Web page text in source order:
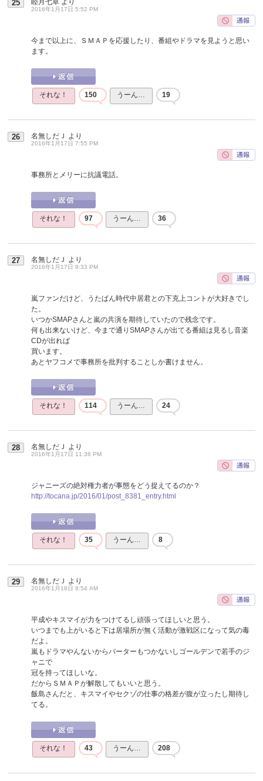
25
2016年1月17日 5:52 PM
今まで以上に、ＳＭＡＰを応援したり、番組やドラマを見ようと思い
ます。
それな！ 150 うーん… 19
26 名無しだＪ より
2016年1月17日 7:55 PM
事務所とメリーに抗議電話。
それな！ 97 うーん… 36
27 名無しだＪ より
2016年1月17日 9:33 PM
嵐ファンだけど、うたばん時代中居君との下克上コントが大好きでし
た。
いつかSMAPさんと嵐の共演を期待していたので残念です。
何も出来ないけど、今まで通りSMAPさんが出てる番組は見るし音楽
CDが出れば
買います。
あとヤフコメで事務所を批判することしか書けません。
それな！ 114 うーん… 24
28 名無しだＪ より
2016年1月17日 11:36 PM
ジャニーズの絶対権力者が事態をどう捉えてるのか？
http://tocana.jp/2016/01/post_8381_entry.html
それな！ 35 うーん… 8
29 名無しだＪ より
2016年1月18日 8:54 AM
平成やキスマイが力をつけてるし頑張ってほしいと思う。
いつまでも上がいると下は居場所が無く活動が激戦区になって気の毒
だよ。
嵐もドラマやんないからバーターもつかないしゴールデンで若手のジ
ャニで
冠を持ってほしいな。
だからＳＭＡＰが解散してもいいと思う。
飯島さんだと、キスマイやセクゾの仕事の格差が腹が立ったし期待し
てる。
それな！ 43 うーん… 208